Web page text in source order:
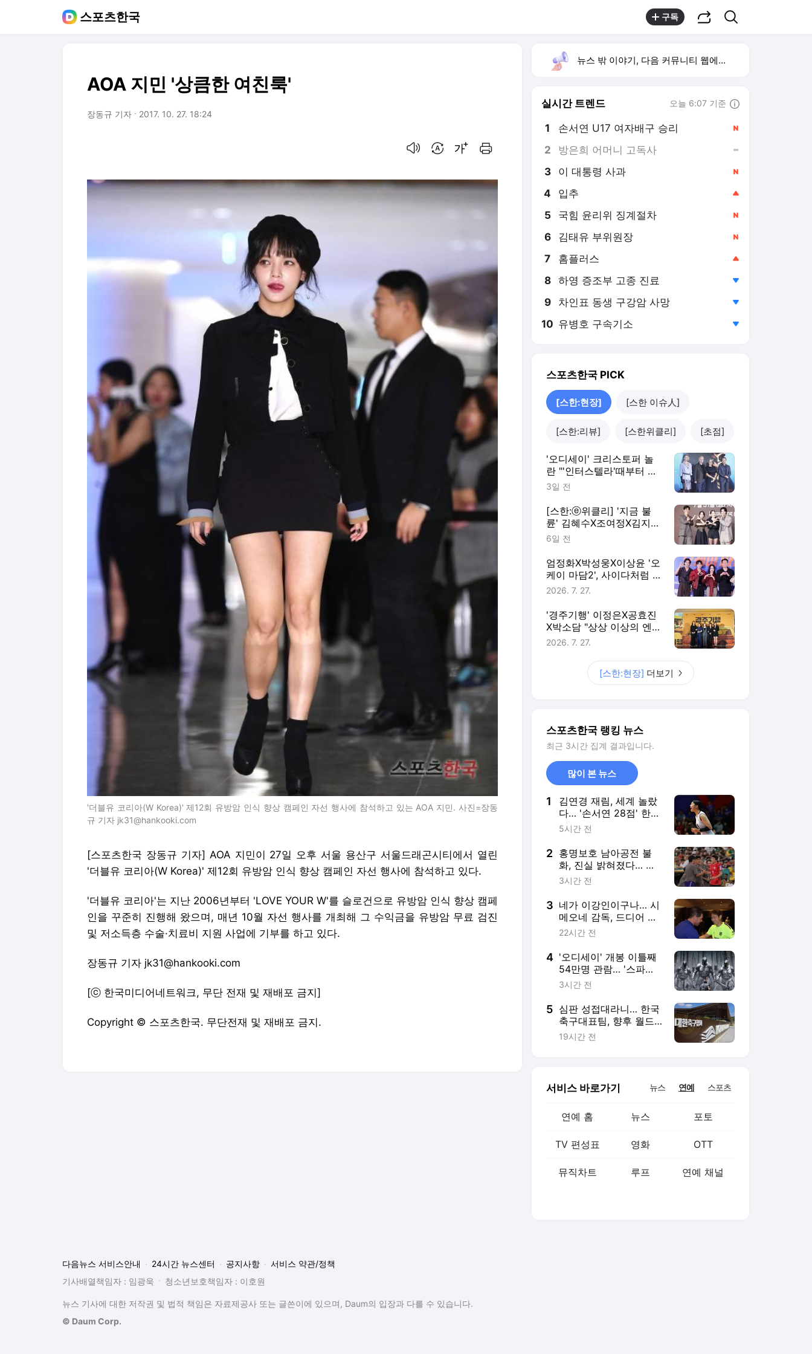
스포츠한국 구독
AOA 지민 '상큼한 여친룩'
장동규 기자 2017. 10. 27. 18:24
'더블유 코리아(W Korea)' 제12회 유방암 인식 향상 캠페인 자선 행사에 참석하고 있는 AOA 지민. 사진=장동
규 기자 jk31@hankooki.com
[스포츠한국 장동규 기자] AOA 지민이 27일 오후 서울 용산구 서울드래곤시티에서 열린
'더블유 코리아(W Korea)' 제12회 유방암 인식 향상 캠페인 자선 행사에 참석하고 있다.
'더블유 코리아'는 지난 2006년부터 'LOVE YOUR W'를 슬로건으로 유방암 인식 향상 캠페
인을 꾸준히 진행해 왔으며, 매년 10월 자선 행사를 개최해 그 수익금을 유방암 무료 검진
및 저소득층 수술·치료비 지원 사업에 기부를 하고 있다.
장동규 기자 jk31@hankooki.com
[ⓒ 한국미디어네트워크, 무단 전재 및 재배포 금지]
Copyright © 스포츠한국. 무단전재 및 재배포 금지.
뉴스 밖 이야기, 다음 커뮤니티 웹에서 보기
실시간 트렌드 오늘 6:07 기준
1 손서연 U17 여자배구 승리
2 방은희 어머니 고독사
3 이 대통령 사과
4 입추
5 국힘 윤리위 징계절차
6 김태유 부위원장
7 홈플러스
8 하영 증조부 고종 진료
9 차인표 동생 구강암 사망
10 유병호 구속기소
스포츠한국 PICK
[스한:현장] [스한 이슈人]
[스한:리뷰] [스한위클리] [초점]
'오디세이' 크리스토퍼 놀
란 "'인터스텔라'때부터 한
국 오고 싶었다… 韓관객
[스한:현장](종합)
3일 전
[스한:ⓔ위클리] '지금 불
륜' 김혜수X조여정X김지
훈, 블랙 코미디와 쫄깃 스
6일 전
엄정화X박성웅X이상윤 '오
케이 마담2', 사이다처럼 시
원한 육탄 액션 끝판왕 탄
2026. 7. 27.
'경주기행' 이정은X공효진
X박소담 "상상 이상의 엔딩
담은 기상천외한 복수극"
2026. 7. 27.
[스한:현장] 더보기
스포츠한국 랭킹 뉴스
최근 3시간 집계 결과입니다.
많이 본 뉴스
1
김연경 재림, 세계 놀랐
다… '손서연 28점' 한
국, U-17 세계선수권 첫
5시간 전
2 홍명보호 남아공전 불
화, 진실 밝혀졌다… 김
민재 폭로 "공격수 투입
3시간 전
3 네가 이강인이구나… 시
메오네 감독, 드디어 이
강인 만났다[스한 이슈
22시간 전
4 '오디세이' 개봉 이틀째
54만명 관람… '스파이
더맨4' 바짝 추격
3시간 전
5 심판 성접대라니… 한국
축구대표팀, 향후 월드
컵 못나갈 가능성은[초
19시간 전
서비스 바로가기 뉴스 연예 스포츠
연예 홈 뉴스 포토
TV 편성표 영화 OTT
뮤직차트 루프 연예 채널
다음뉴스 서비스안내 24시간 뉴스센터 공지사항
서비스 약관/정책
기사배열책임자 : 임광욱
청소년보호책임자 : 이호원
뉴스 기사에 대한 저작권 및 법적 책임은 자료제공사 또는 글쓴이에 있으며, Daum의 입장과 다를 수 있습니다.
© Daum Corp.